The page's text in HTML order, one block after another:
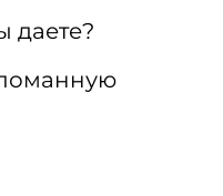
даете?